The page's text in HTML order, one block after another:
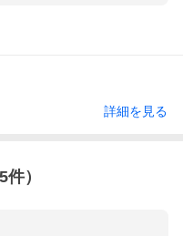
詳細を見る
件）